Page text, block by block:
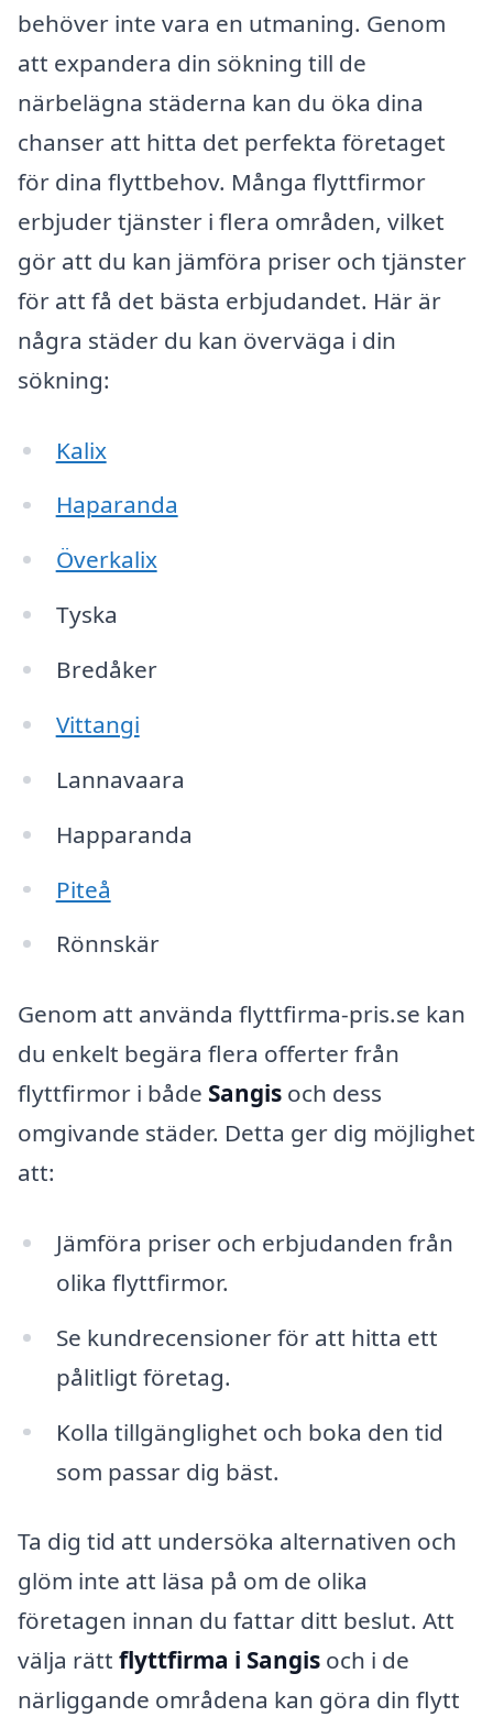
behöver inte vara en utmaning. Genom
att expandera din sökning till de
närbelägna städerna kan du öka dina
chanser att hitta det perfekta företaget
för dina flyttbehov. Många flyttfirmor
erbjuder tjänster i flera områden, vilket
gör att du kan jämföra priser och tjänster
för att få det bästa erbjudandet. Här är
några städer du kan överväga i din
sökning:
Kalix
Haparanda
Överkalix
Tyska
Bredåker
Vittangi
Lannavaara
Happaranda
Piteå
Rönnskär
Genom att använda flyttfirma-pris.se kan
du enkelt begära flera offerter från
flyttfirmor i både Sangis och dess
omgivande städer. Detta ger dig möjlighet
att:
Jämföra priser och erbjudanden från
olika flyttfirmor.
Se kundrecensioner för att hitta ett
pålitligt företag.
Kolla tillgänglighet och boka den tid
som passar dig bäst.
Ta dig tid att undersöka alternativen och
glöm inte att läsa på om de olika
företagen innan du fattar ditt beslut. Att
välja rätt flyttfirma i Sangis och i de
närliggande områdena kan göra din flytt